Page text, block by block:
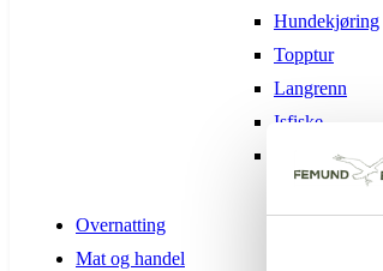
Hundekjøring
Topptur
Langrenn
Isfiske
Alpin-Sølen
Overnatting
Mat og handel